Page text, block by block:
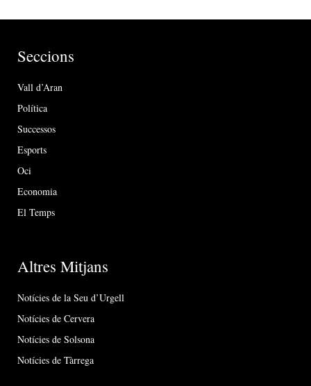
Seccions
Vall d’Aran
Política
Successos
Esports
Oci
Economia
El Temps
Altres Mitjans
Notícies de la Seu d’Urgell
Notícies de Cervera
Notícies de Solsona
Notícies de Tàrrega